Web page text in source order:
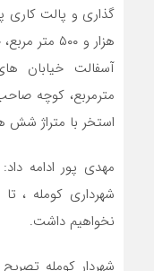
گذاری و پالت کاری
آسفالت خیابان
استخر با متراژ شش
مهدی پور ادامه
نخواهیم داشت.
شهردار کومله